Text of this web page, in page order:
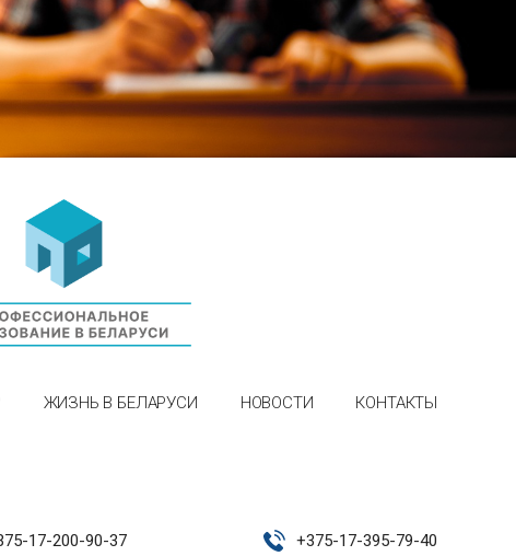
ЖИЗНЬ В БЕЛАРУСИ НОВОСТИ КОНТАКТЫ
17-200-90-37 +375-17-395-79-40